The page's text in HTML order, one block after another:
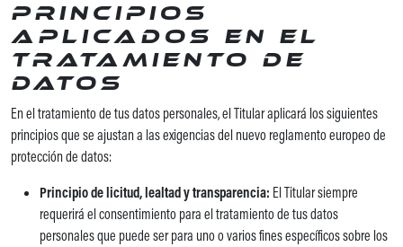
Principios
aplicados en el
tratamiento de
datos
En el tratamiento de tus datos personales, el Titular aplicará los siguientes
principios que se ajustan a las exigencias del nuevo reglamento europeo de
protección de datos:
Principio de licitud, lealtad y transparencia: El Titular siempre
requerirá el consentimiento para el tratamiento de tus datos
personales que puede ser para uno o varios fines específicos sobre los